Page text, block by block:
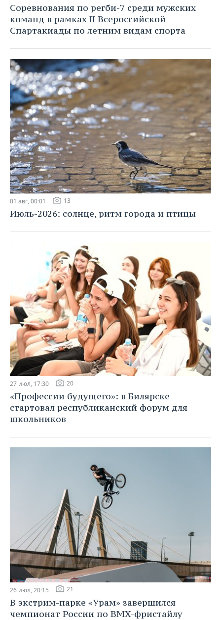
Соревнования по регби-7 среди мужских
команд в рамках II Всероссийской
Спартакиады по летним видам спорта
01 авг, 00:01 13
Июль-2026: солнце, ритм города и птицы
27 июл, 17:30 20
«Профессии будущего»: в Билярске
стартовал республиканский форум для
школьников
26 июл, 20:15 21
В экстрим-парке «Урам» завершился
чемпионат России по BMX-фристайлу